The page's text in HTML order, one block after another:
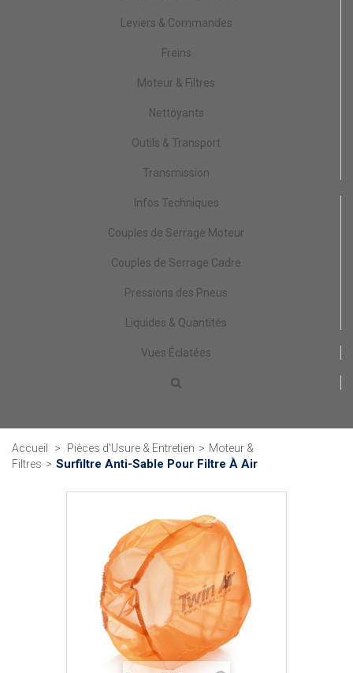
Leviers & Commandes
Freins
Moteur & Filtres
Nettoyants
Outils & Transport
Transmission
Infos Techniques
Couples de Serrage Moteur
Couples de Serrage Cadre
Pressions des Pneus
Liquides & Quantités
Vues Éclatées
Accueil > Pièces d'Usure & Entretien > Moteur &
Filtres > Surfiltre Anti-Sable Pour Filtre À Air